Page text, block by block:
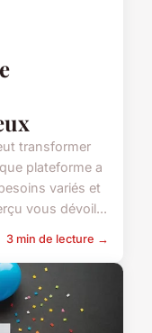
transformer
plateforme a
variés et
vous dévoil...
3 min de lecture →